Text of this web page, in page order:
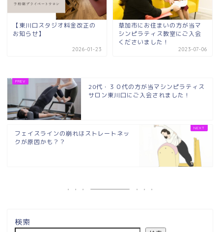
【東川口スタジオ料金改正の
お知らせ】
2026-01-23
草加市にお住まいの方が当マ
シンピラティス教室にご入会
くださいました！
2023-07-06
20代・３０代の方が当マシンピラティス
サロン東川口にご入会されました！
フェイスラインの崩れはストレートネッ
クが原因かも？？
検索